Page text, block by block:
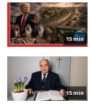
15 min
15 min